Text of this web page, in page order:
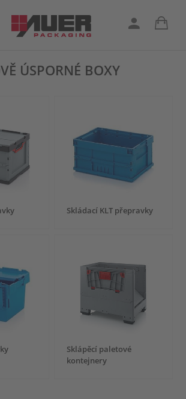
ÚSPORNÉ BOXY
Skládací KLT přepravky
Sklápěcí paletové
kontejnery